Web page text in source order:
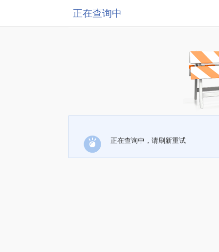
正在查询中
正在查询中，请刷新重试